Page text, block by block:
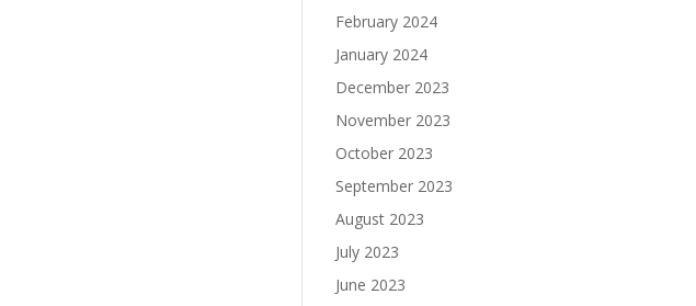
February 2024
January 2024
December 2023
November 2023
October 2023
September 2023
August 2023
July 2023
June 2023